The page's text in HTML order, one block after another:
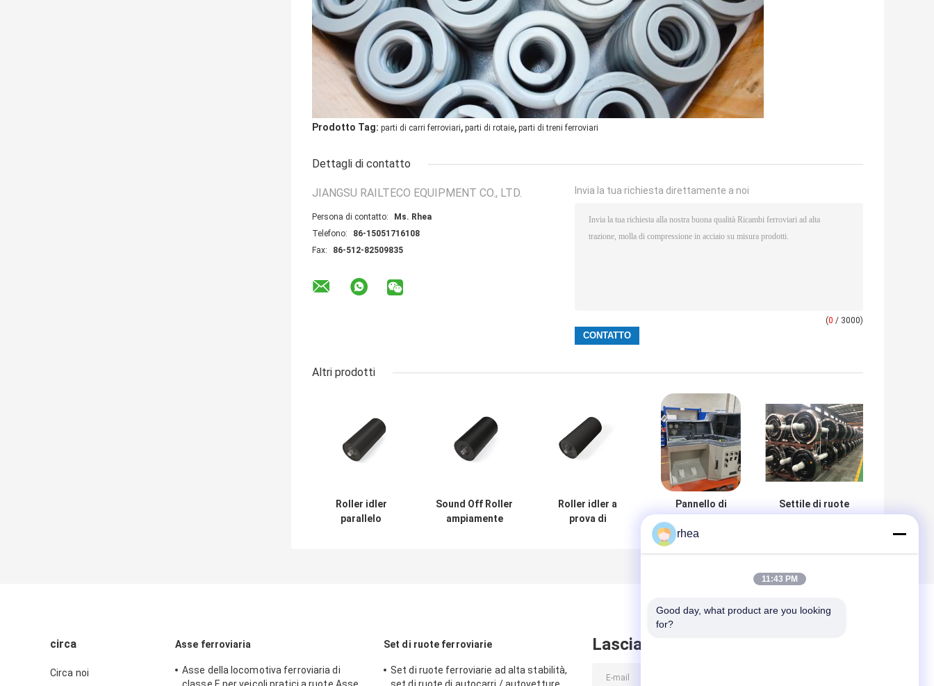
Prodotto Tag: parti di carri ferroviari, parti di rotaie, parti di treni ferroviari
Dettagli di contatto
JIANGSU RAILTECO EQUIPMENT CO., LTD.
Persona di contatto:
Ms. Rhea
Telefono:
86-15051716108
Fax:
86-512-82509835
Invia la tua richiesta direttamente a noi
(0 / 3000)
Altri prodotti
Roller idler
parallelo
Sound Off Roller
ampiamente
Roller idler a
prova di
Pannello di
locomotiva di
Settile di ruote
circa
Circa noi
Asse ferroviaria
Asse della locomotiva ferroviaria di
Set di ruote ferroviarie
Set di ruote ferroviarie ad alta stabilità,
Lasciare messaggio
rhea
11:43 PM
Good day, what product are you looking
for?